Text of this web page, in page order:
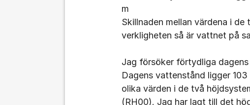
m
Skillnaden mellan värdena i
verkligheten så är vattnet på
Jag försöker förtydliga
Dagens vattenstånd ligger
olika värden i de två
(RH00). Jag har lagt till det